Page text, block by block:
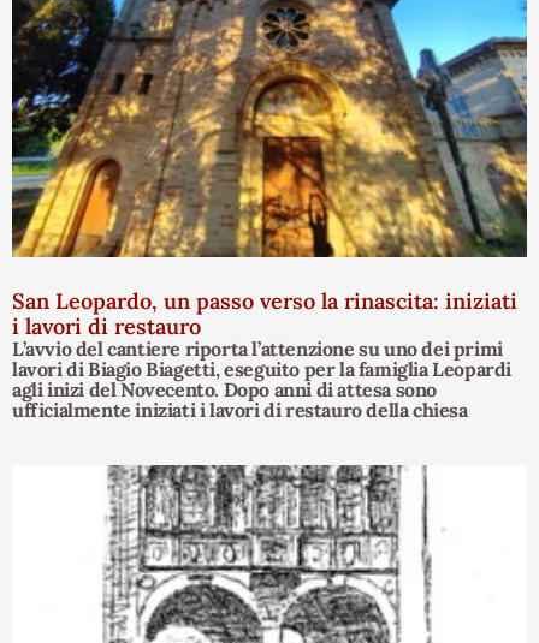
San Leopardo, un passo verso la rinascita: iniziati
i lavori di restauro
L’avvio del cantiere riporta l’attenzione su uno dei primi
lavori di Biagio Biagetti, eseguito per la famiglia Leopardi
agli inizi del Novecento. Dopo anni di attesa sono
ufficialmente iniziati i lavori di restauro della chiesa